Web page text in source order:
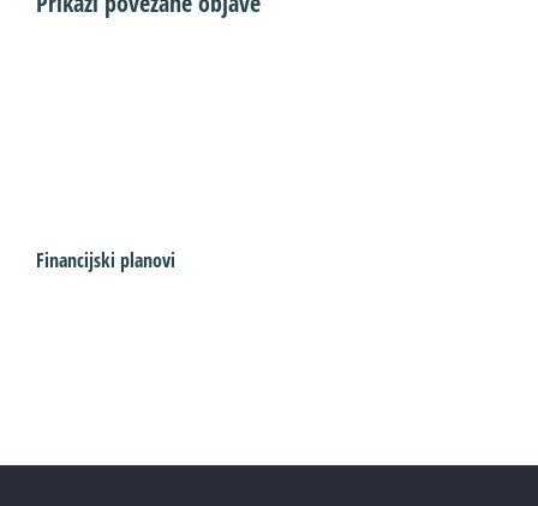
Financijski planovi